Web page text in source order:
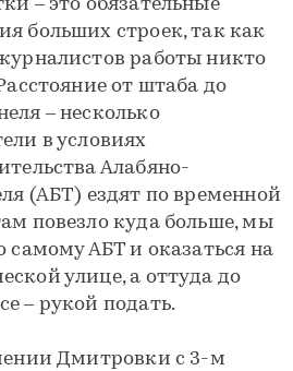
– это обязательные
больших строек, так как
работы никто
от штаба до
– несколько
в условиях
Алабяно-
(АБТ) ездят по временной
повезло куда больше, мы
самому АБТ и оказаться на
улице, а оттуда до
– рукой подать.
Дмитровки с 3-м